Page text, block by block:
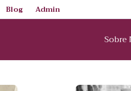
Blog Admin
Sobre